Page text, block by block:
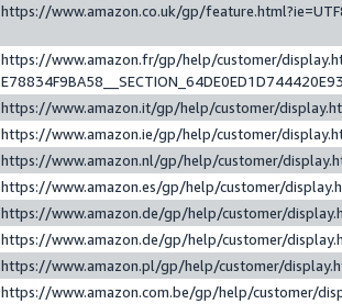
https://www.amazon.co.uk/gp/
https://www.amazon.fr/gp/help/customer/
https://www.amazon.it/gp/help/customer/
https://www.amazon.ie/gp/help/customer/
https://www.amazon.nl/gp/help/customer/
https://www.amazon.es/gp/help/customer/
https://www.amazon.de/gp/help/customer/
https://www.amazon.de/gp/help/customer/
https://www.amazon.pl/gp/help/customer/
https://www.amazon.com.be/gp/help/customer/